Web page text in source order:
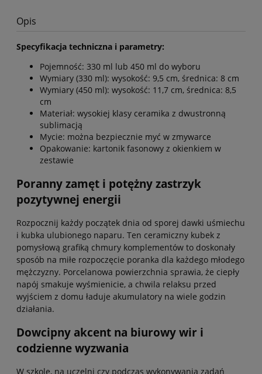
Opis
Specyfikacja techniczna i parametry:
Pojemność: 330 ml lub 450 ml do wyboru
Wymiary (330 ml): wysokość: 9,5 cm, średnica: 8 cm
Wymiary (450 ml): wysokość: 11,7 cm, średnica: 8,5
cm
Materiał: wysokiej klasy ceramika z dwustronną
sublimacją
Mycie: można bezpiecznie myć w zmywarce
Opakowanie: kartonik fasonowy z okienkiem w
zestawie
Poranny zamęt i potężny zastrzyk
pozytywnej energii
Rozpocznij każdy początek dnia od sporej dawki uśmiechu
i kubka ulubionego naparu. Ten ceramiczny kubek z
pomysłową grafiką chmury komplementów to doskonały
sposób na miłe rozpoczęcie poranka dla każdego młodego
mężczyzny. Porcelanowa powierzchnia sprawia, że ciepły
napój smakuje wyśmienicie, a chwila relaksu przed
wyjściem z domu ładuje akumulatory na wiele godzin
działania.
Dowcipny akcent na biurowy wir i
codzienne wyzwania
W szkole, na uczelni czy podczas wykonywania zadań